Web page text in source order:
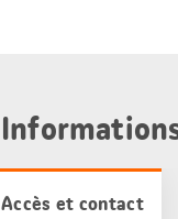
Accès et contact